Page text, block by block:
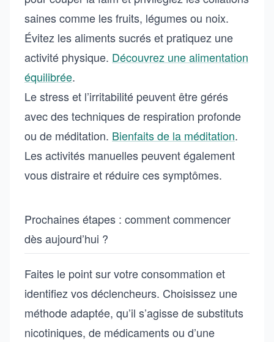
saines comme les fruits, légumes ou noix.
Évitez les aliments sucrés et pratiquez une
activité physique. Découvrez une alimentation
équilibrée.
Le stress et l’irritabilité peuvent être gérés
avec des techniques de respiration profonde
ou de méditation. Bienfaits de la méditation.
Les activités manuelles peuvent également
vous distraire et réduire ces symptômes.
Prochaines étapes : comment commencer
dès aujourd’hui ?
Faites le point sur votre consommation et
identifiez vos déclencheurs. Choisissez une
méthode adaptée, qu’il s’agisse de substituts
nicotiniques, de médicaments ou d’une